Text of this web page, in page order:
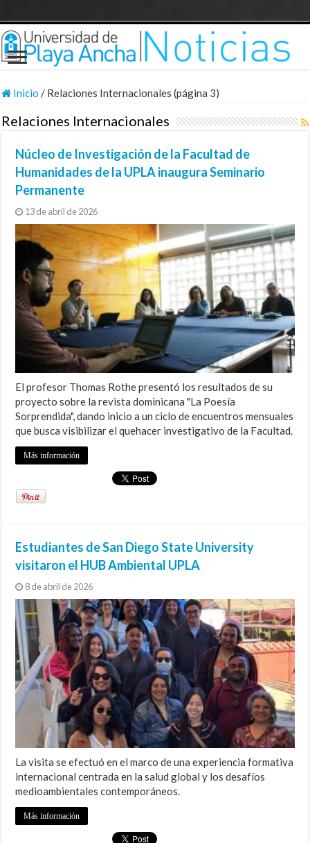
Inicio / Relaciones Internacionales (página 3)
Relaciones Internacionales
Núcleo de Investigación de la Facultad de
Humanidades de la UPLA inaugura Seminario
Permanente
13 de abril de 2026
El profesor Thomas Rothe presentó los resultados de su
proyecto sobre la revista dominicana "La Poesía
Sorprendida", dando inicio a un ciclo de encuentros mensuales
que busca visibilizar el quehacer investigativo de la Facultad.
Más información
Estudiantes de San Diego State University
visitaron el HUB Ambiental UPLA
8 de abril de 2026
La visita se efectuó en el marco de una experiencia formativa
internacional centrada en la salud global y los desafíos
medioambientales contemporáneos.
Más información